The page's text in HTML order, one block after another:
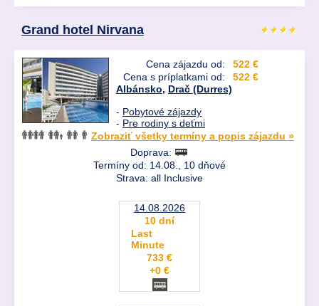
Grand hotel Nirvana
Cena zájazdu od:
522 €
Cena s príplatkami od:
522 €
Albánsko, Drač (Durres)
- Pobytové zájazdy
- Pre rodiny s deťmi
Zobraziť všetky termíny a popis zájazdu »
Doprava:
Termíny od: 14.08., 10 dňové
Strava: all Inclusive
14.08.2026
10 dní
Last
Minute
733 €
+0 €